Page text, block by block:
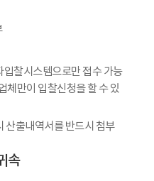
찰시스템으로만 접수 가능
체만이 입찰신청을 할 수 있
산출내역서를 반드시 첨부
속